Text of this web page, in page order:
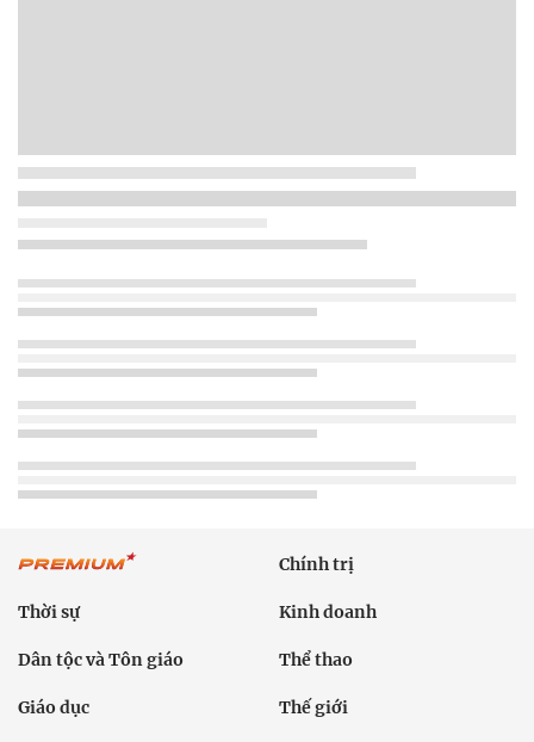
Chính trị
Thời sự Kinh doanh
Dân tộc và Tôn giáo Thể thao
Giáo dục Thế giới